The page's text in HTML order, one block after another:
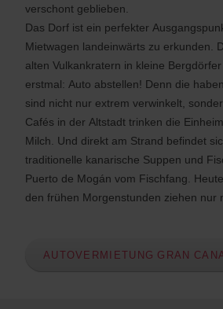
verschont geblieben.
Das Dorf ist ein perfekter
Mietwagen landeinwärts zu erkunden.
alten Vulkankratern in kleine
erstmal: Auto abstellen! Denn die
sind nicht nur extrem verwinkelt,
Cafés in der Altstadt trinken die
Milch. Und direkt am Strand befindet
traditionelle kanarische Suppen und
Puerto de Mogán vom Fischfang.
den frühen Morgenstunden ziehen nur
AUTOVERMIETUNG GRAN